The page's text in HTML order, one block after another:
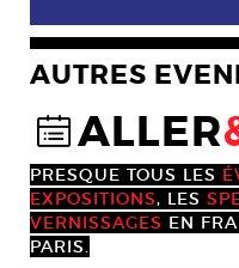
AUTRES
@ALLER
PRESQUE TOUS LES
EXPOSITIONS, LES
VERNISSAGES EN
PARIS.